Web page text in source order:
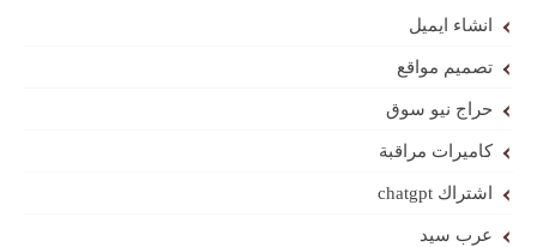
انشاء ايميل
تصميم مواقع
حراج نيو سوق
كاميرات مراقبة
اشتراك chatgpt
عرب سيد